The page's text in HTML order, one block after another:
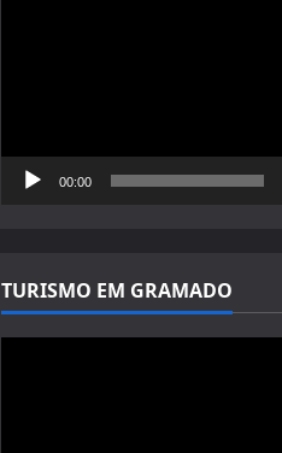
00:00
TURISMO EM GRAMADO